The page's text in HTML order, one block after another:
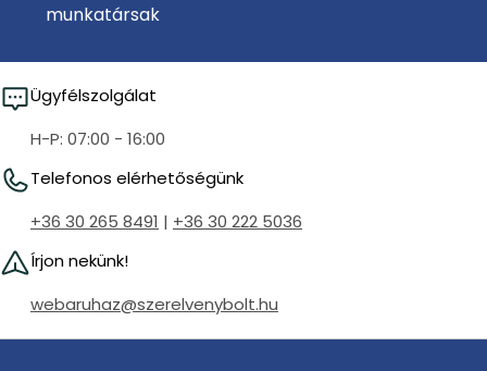
munkatársak
Ügyfélszolgálat
H-P: 07:00 - 16:00
Telefonos elérhetőségünk
+36 30 265 8491 | +36 30 222 5036
Írjon nekünk!
webaruhaz@szerelvenybolt.hu